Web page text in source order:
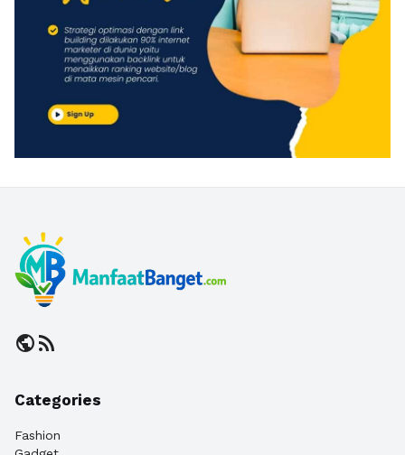
publicrss_feed
Categories
Fashion